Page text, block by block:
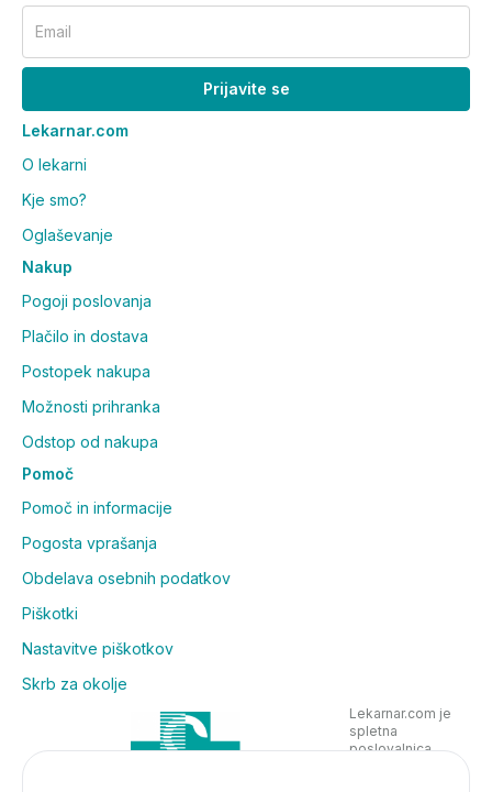
Email
Prijavite se
Lekarnar.com
O lekarni
Kje smo?
Oglaševanje
Nakup
Pogoji poslovanja
Plačilo in dostava
Postopek nakupa
Možnosti prihranka
Odstop od nakupa
Pomoč
Pomoč in informacije
Pogosta vprašanja
Obdelava osebnih podatkov
Piškotki
Nastavitve piškotkov
Skrb za okolje
Lekarnar.com je
spletna
poslovalnica